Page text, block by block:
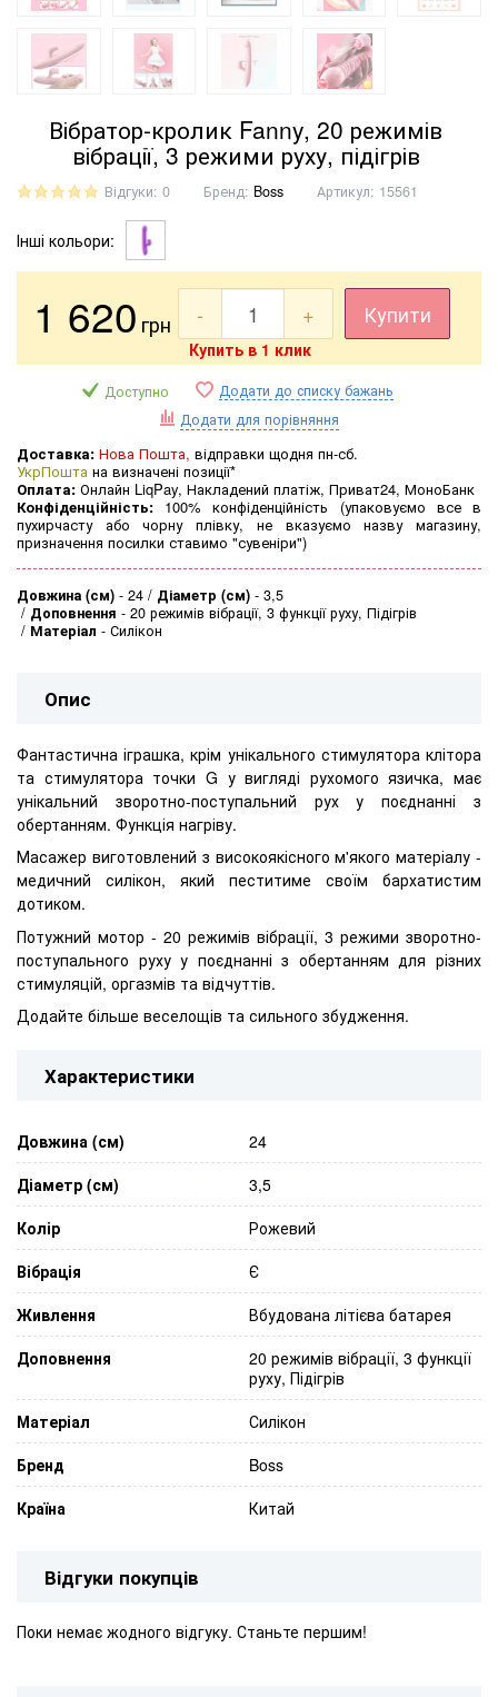
Вібратор-кролик Fanny, 20 режимів
вібрації, 3 режими руху, підігрів
Відгуки: 0 Бренд: Boss Артикул: 15561
Інші кольори:
1 620 грн - + Купити
Купить в 1 клик
Доступно
Додати до списку бажань
Додати для порівняння
Доставка: Нова Пошта, відправки щодня пн-сб.
УкрПошта на визначені позиції*
Оплата: Онлайн LiqPay, Накладений платіж, Приват24, МоноБанк
Конфіденційність: 100% конфіденційність (упаковуємо все в
пухирчасту або чорну плівку, не вказуємо назву магазину,
призначення посилки ставимо "сувеніри")
Довжина (см) - 24 Діаметр (см) - 3,5
Доповнення - 20 режимів вібрації, 3 функції руху, Підігрів
Матеріал - Силікон
Опис
Фантастична іграшка, крім унікального стимулятора клітора
та стимулятора точки G у вигляді рухомого язичка, має
унікальний зворотно-поступальний рух у поєднанні з
обертанням. Функція нагріву.
Масажер виготовлений з високоякісного м'якого матеріалу -
медичний силікон, який пеститиме своїм бархатистим
дотиком.
Потужний мотор - 20 режимів вібрації, 3 режими зворотно-
поступального руху у поєднанні з обертанням для різних
стимуляцій, оргазмів та відчуттів.
Додайте більше веселощів та сильного збудження.
Характеристики
Довжина (см)
24
Діаметр (см)
3,5
Колір
Рожевий
Вібрація
Є
Живлення
Вбудована літієва батарея
Доповнення
20 режимів вібрації, 3 функції
руху, Підігрів
Матеріал
Силікон
Бренд
Boss
Країна
Китай
Відгуки покупців
Поки немає жодного відгуку. Станьте першим!